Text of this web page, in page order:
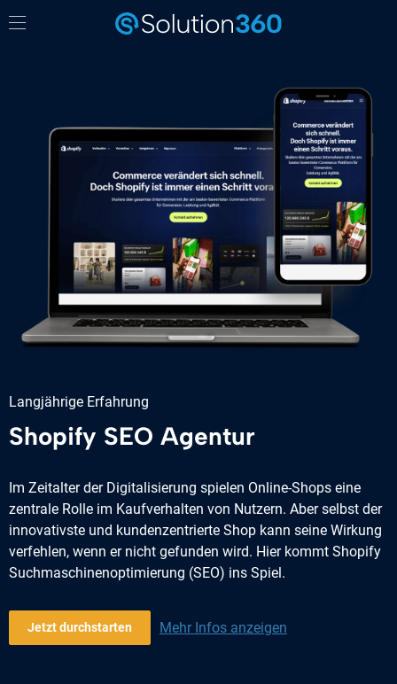
Langjährige Erfahrung
Shopify SEO Agentur
Im Zeitalter der Digitalisierung spielen Online-Shops eine
zentrale Rolle im Kaufverhalten von Nutzern. Aber selbst der
innovativste und kundenzentrierte Shop kann seine Wirkung
verfehlen, wenn er nicht gefunden wird. Hier kommt Shopify
Suchmaschinenoptimierung (SEO) ins Spiel.
Jetzt durchstarten Mehr Infos anzeigen